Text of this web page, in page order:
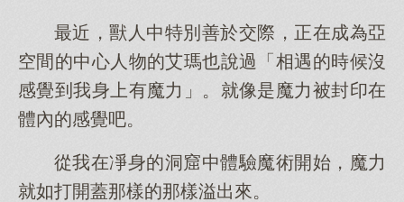
最近，獸人中特別善於交際，正在成為亞
空間的中心人物的艾瑪也說過「相遇的時候沒
感覺到我身上有魔力」。就像是魔力被封印在
體內的感覺吧。
從我在凈身的洞窟中體驗魔術開始，魔力
就如打開蓋那樣的那樣溢出來。